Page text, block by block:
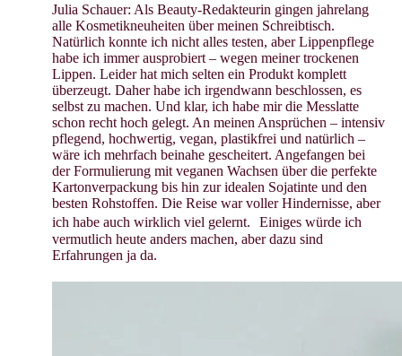
Julia Schauer: Als Beauty-Redakteurin gingen jahrelang
alle Kosmetikneuheiten über meinen Schreibtisch.
Natürlich konnte ich nicht alles testen, aber Lippenpflege
habe ich immer ausprobiert – wegen meiner trockenen
Lippen. Leider hat mich selten ein Produkt komplett
überzeugt. Daher habe ich irgendwann beschlossen, es
selbst zu machen. Und klar, ich habe mir die Messlatte
schon recht hoch gelegt. An meinen Ansprüchen – intensiv
pflegend, hochwertig, vegan, plastikfrei und natürlich –
wäre ich mehrfach beinahe gescheitert. Angefangen bei
der Formulierung mit veganen Wachsen über die perfekte
Kartonverpackung bis hin zur idealen Sojatinte und den
besten Rohstoffen. Die Reise war voller Hindernisse, aber
ich habe auch wirklich viel gelernt. Einiges würde ich
vermutlich heute anders machen, aber dazu sind
Erfahrungen ja da.